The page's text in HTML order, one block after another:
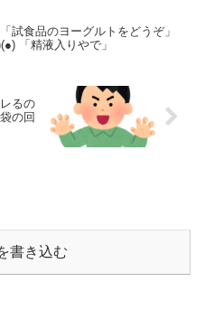
試食品のヨーグルトをどうぞ」
「精液入りやで」
るの
の回
書き込む